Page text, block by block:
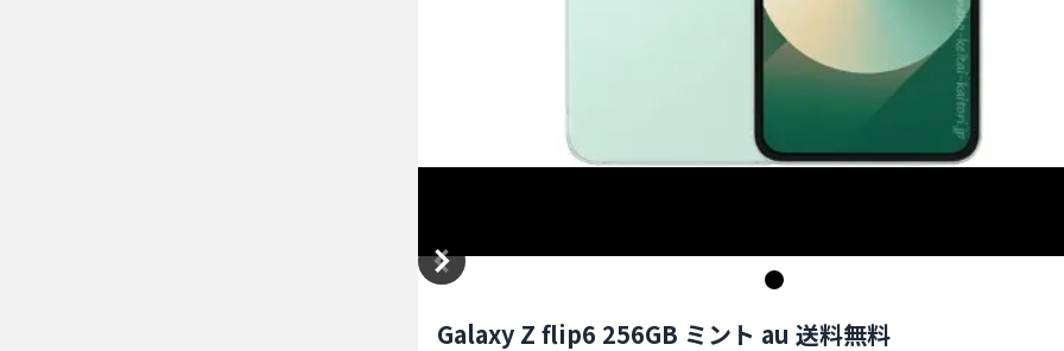
Galaxy Z flip6 256GB ミント au 送料無料